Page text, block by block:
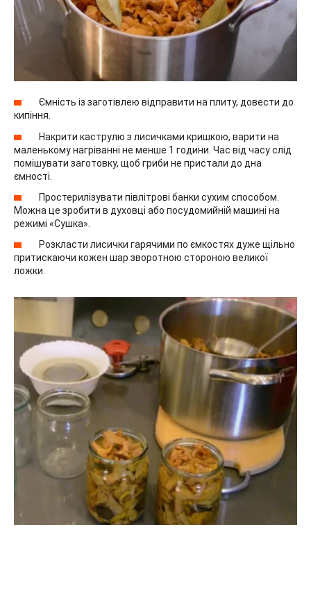
Ємність із заготівлею відправити на плиту, довести до
кипіння.
Накрити каструлю з лисичками кришкою, варити на
маленькому нагріванні не менше 1 години. Час від часу слід
помішувати заготовку, щоб гриби не пристали до дна
ємності.
Простерилізувати півлітрові банки сухим способом.
Можна це зробити в духовці або посудомийній машині на
режимі «Сушка».
Розкласти лисички гарячими по ємкостях дуже щільно
притискаючи кожен шар зворотною стороною великої
ложки.